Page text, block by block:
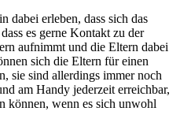
dabei erleben, dass sich das
es gerne Kontakt zu der
aufnimmt und die Eltern dabei
sich die Eltern für einen
sie sind allerdings immer noch
am Handy jederzeit erreichbar,
können, wenn es sich unwohl